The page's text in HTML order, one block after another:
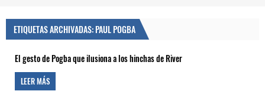
ETIQUETAS ARCHIVADAS: PAUL POGBA
El gesto de Pogba que ilusiona a los hinchas de River
LEER MÁS